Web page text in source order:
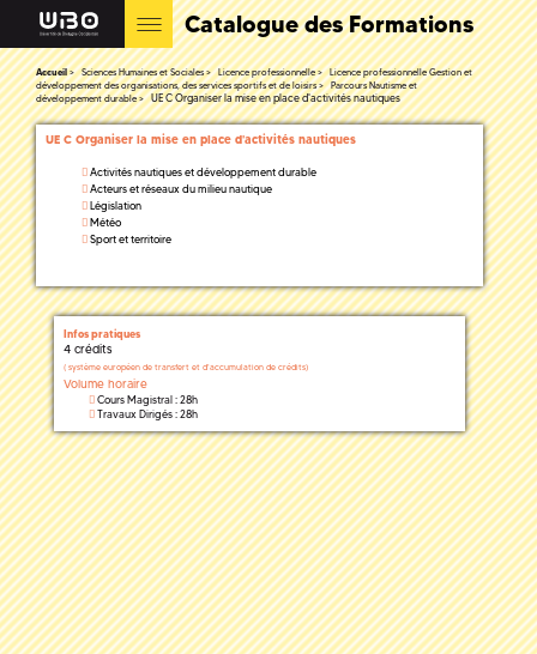
Catalogue des Formations
Accueil Sciences Humaines et Sociales Licence professionnelle
Licence professionnelle Gestion et
développement des organisations, des services sportifs et de loisirs
Parcours Nautisme et
développement durable
UE C Organiser la mise en place d'activités nautiques
UE C Organiser la mise en place d'activités nautiques
Activités nautiques et développement durable
Acteurs et réseaux du milieu nautique
Législation
Météo
Sport et territoire
Infos pratiques
4 crédits
( système européen de transfert et d'accumulation de crédits)
Volume horaire
Cours Magistral : 28h
Travaux Dirigés : 28h